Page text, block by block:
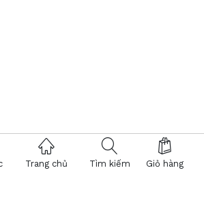
Trang chủ Tìm kiếm Giỏ hàng